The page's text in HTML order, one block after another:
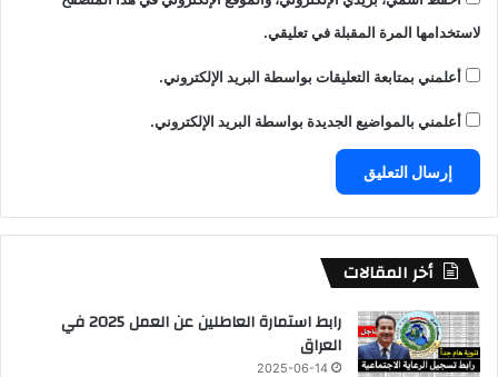
لاستخدامها المرة المقبلة في تعليقي.
أعلمني بمتابعة التعليقات بواسطة البريد الإلكتروني.
أعلمني بالمواضيع الجديدة بواسطة البريد الإلكتروني.
أخر المقالات
رابط استمارة العاطلين عن العمل 2025 في
العراق
2025-06-14